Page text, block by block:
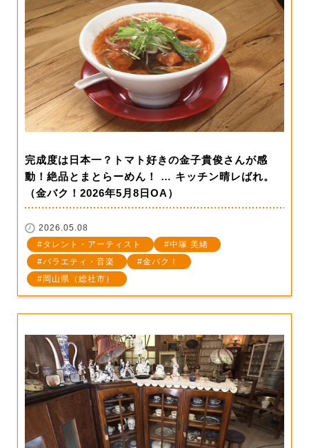
完成度は日本一？トマト好きの金子貴俊さんが感
動！絶品とまとらーめん！ … キッチン晴レばれ。
（金バク！2026年5月8日OA）
2026.05.08
タレント・アーティスト
中塚 美緒
バラエティ・音楽
金バク！
岡山県（総社市）